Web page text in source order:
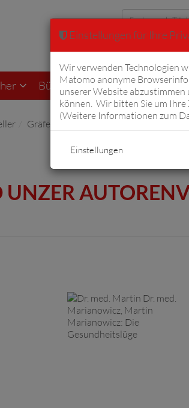
Erweiterte
Bücher von Fiftyfifty
Gräfe und Unzer Autorenverlag
UNZER
Einstellungen für Ihre
Wir verwenden Technologien
Matomo anonyme
unserer Website abzustimmen
können. Wir bitten Sie um Ihre
(Weitere Informationen zum
Einstellungen